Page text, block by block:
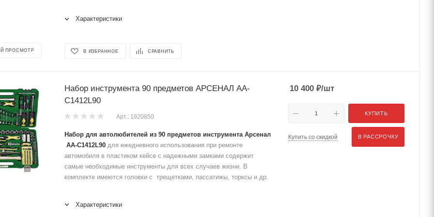
ПРОСМОТР
Характеристики
В ИЗБРАННОЕ СРАВНИТЬ
Набор инструмента 90 предметов АРСЕНАЛ АА-
С1412L90
Арт.: 1920850
Набор для автолюбителей из 90 предметов инструмента Арсенал
АА-С1412L90 для ежедневного использования при ремонте
автомобиля в пластиком кейсе с надежными замками содержит
самые необходимые инструменты для всех случаев жизни. В
комплекте имеются головки с трещетками, пассатижы, торксы и др.
Характеристики
10 400 ₽/шт
КУПИТЬ
Купить со скидкой В РАССРОЧКУ